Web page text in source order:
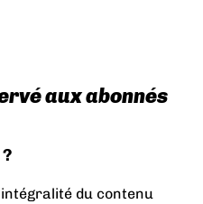
aux abonnés
du contenu